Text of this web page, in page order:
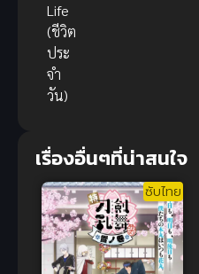
Life
(ชีวิต
ประ
จำ
วัน)
เรื่องอื่นๆที่น่าสนใจ
ซับไทย